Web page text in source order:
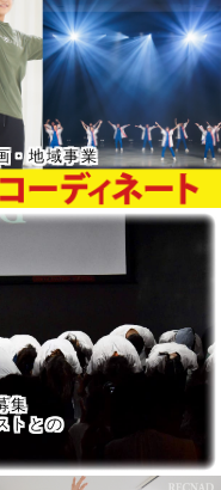
・地域事業
集
トとの